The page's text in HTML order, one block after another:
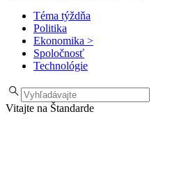
Téma týždňa
Politika
Ekonomika >
Spoločnosť
Technológie
Vitajte na Štandarde